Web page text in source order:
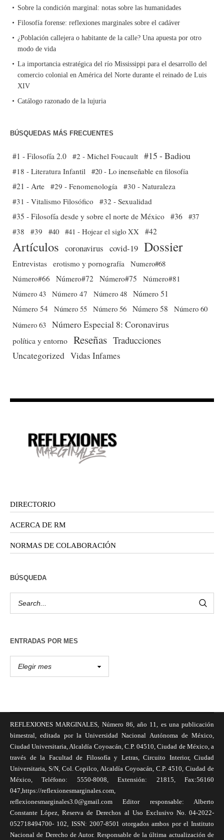
Sobre la condición marginal: notas sobre las humanidades
Filosofía forense: reflexiones marginales sobre el cadáver
¿Población callejera o habitante de la calle? Una apuesta por otro
modo de vida
La importancia estratégica del río Mississippi para el desarrollo del
comercio colonial en América del Norte durante el reinado de Luis
XIV
Catálogo razonado de la lujuria
BÚSQUEDAS MÁS FRECUENTES
#1 - Filosofía 2.0 #2 - Michel Foucault #15 - Badiou
#18 - Literatura Infantil #20 - Lo inenseñable en filosofía
#21 - Arte #29 - Fenomenología
#30 - Naturaleza
#31 - Vitalismo Filosófico
#32 - Sexualidad
#35 - Filosofía desde y sobre el norte de México #36 #37
#38
#39 #40 #41 - Hojear el siglo XX #42
Artículos coronavirus covid-19 Dossier
Entrevistas erotismo y pornografía
Numero#68
Número#66
Número#72 Número#75
Número#81
Número 43 Número 47 Número 48 Número 51
Número 54 Número 55 Número 56 Número 58
Número 60
Número 63 Número Especial 8: Coronavirus
política y entorno Reseñas Traducciones
Uncategorized Vidas Infames
DIRECTORIO
ACERCA DE RM
NORMAS DE COLABORACIÓN
BÚSQUEDA
ENTRADAS POR MES
REFLEXIONES MARGINALES, Número 86, año 11, es una publicación
bimestral, editada por la Universidad Nacional Autónoma de México,
Ciudad Universitaria, Alcaldía Coyoacán, C.P. 04510, Ciudad de México, a
través de la Facultad de Filosofía y Letras, Circuito Interior, Ciudad
Universitaria, S/N, Col. Copilco, Alcaldía Coyoacán, C.P. 4510, Ciudad de
México, Teléfono: 5550-8008, Extensión: 21815, Fax:56160
047,https://reflexionesmarginales.com,
reflexionesmarginales3.0@gmail.com Editor responsable: Alberto
Constante López, Reserva de Derechos al Uso Exclusivo No. 04-2022-
052718494700- 102, ISSN: 2007-8501 otorgados ambos por el Instituto
Nacional de Derecho de Autor. Responsable de la última actualización de